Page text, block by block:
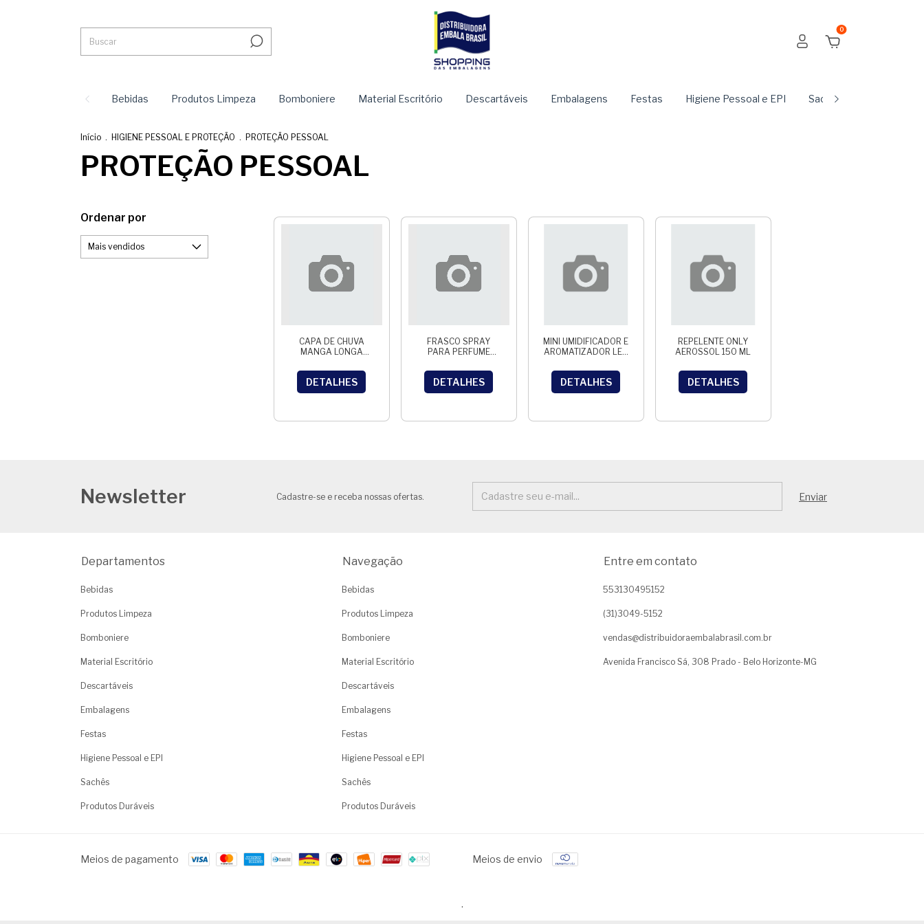
0
Bebidas Produtos Limpeza Bomboniere Material Escritório Descartáveis Embalagens Festas Higiene Pessoal e EPI Sachês
Início . HIGIENE PESSOAL E PROTEÇÃO . PROTEÇÃO PESSOAL
PROTEÇÃO PESSOAL
Ordenar por
CAPA DE CHUVA
MANGA LONGA
DETALHES
FRASCO SPRAY
PARA PERFUME
DETALHES
MINI UMIDIFICADOR E
AROMATIZADOR LED
ML
DETALHES
REPELENTE ONLY
AEROSSOL 150 ML
DETALHES
Newsletter Cadastre-se e receba nossas ofertas.
Departamentos
Bebidas
Produtos Limpeza
Bomboniere
Material Escritório
Descartáveis
Embalagens
Festas
Higiene Pessoal e EPI
Sachês
Produtos Duráveis
Navegação
Bebidas
Produtos Limpeza
Bomboniere
Material Escritório
Descartáveis
Embalagens
Festas
Higiene Pessoal e EPI
Sachês
Produtos Duráveis
Entre em contato
553130495152
(31)3049-5152
vendas@distribuidoraembalabrasil.com.br
Avenida Francisco Sá, 308 Prado - Belo Horizonte-MG
Meios de pagamento Meios de envio
.